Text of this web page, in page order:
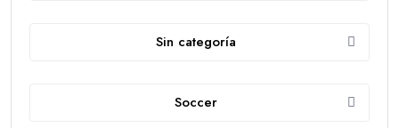
Sin categoría
Soccer